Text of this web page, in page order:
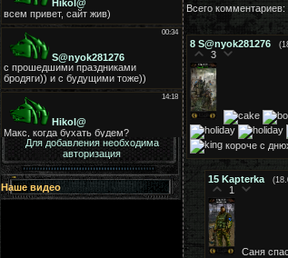
Для добавления необходима
авторизация
Наше видео
Всего комментариев:
8 S@nyok281276
3
короче с
15 Kapterka
1
Саня